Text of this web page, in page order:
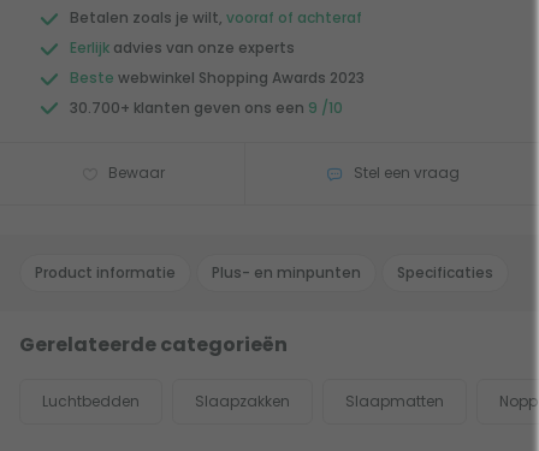
Betalen zoals je wilt, vooraf of achteraf
Eerlijk advies van onze experts
Beste webwinkel Shopping Awards 2023
30.700+ klanten geven ons een 9 /10
Bewaar Stel een vraag
Product informatie Plus- en minpunten Specificaties
Gerelateerde categorieën
Luchtbedden Slaapzakken Slaapmatten